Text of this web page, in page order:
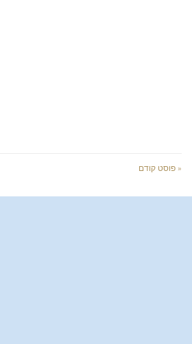
« פוסט קודם